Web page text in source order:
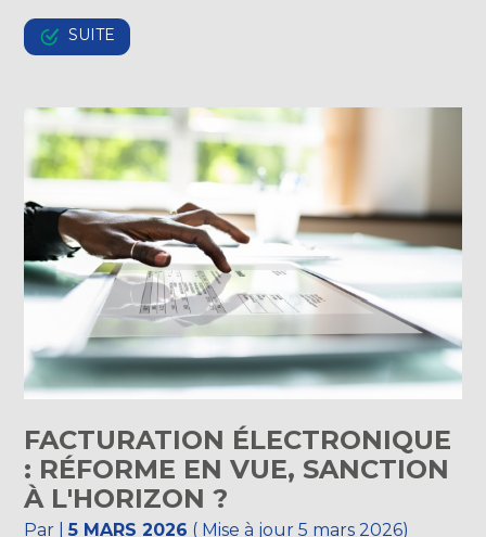
SUITE
FACTURATION ÉLECTRONIQUE
: RÉFORME EN VUE, SANCTION
À L'HORIZON ?
Par |5 MARS 2026 ( Mise à jour 5 mars 2026)